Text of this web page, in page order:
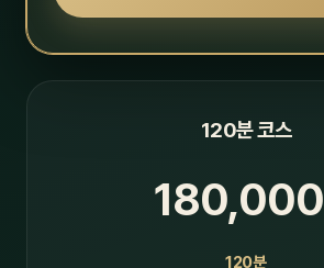
120분 코스
180,000
120분